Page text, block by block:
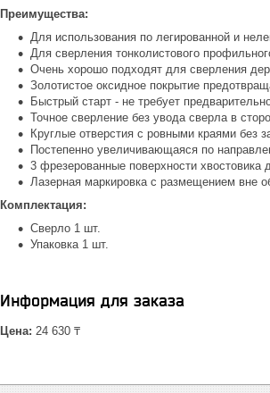
Преимущества:
Для использования по легированной и
Для сверления тонколистового
Очень хорошо подходят для сверления
Золотистое оксидное покрытие
Быстрый старт - не требует
Точное сверление без увода сверла в
Круглые отверстия с ровными краями без
Постепенно увеличивающаяся по
3 фрезерованные поверхности
Лазерная маркировка с размещением вне
Комплектация:
Сверло 1 шт.
Упаковка 1 шт.
Информация для заказа
Цена: 24 630 ₸